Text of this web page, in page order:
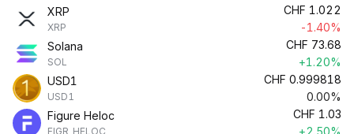
XRP
XRP
CHF 1.022
-1.40%
Solana
SOL
CHF 73.68
+1.20%
USD1
USD1
CHF 0.999818
0.00%
Figure Heloc
FIGR_HELOC
CHF 1.03
+2.50%